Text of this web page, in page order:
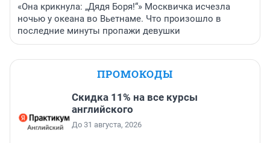
«Она крикнула: „Дядя Боря!“» Москвичка исчезла
ночью у океана во Вьетнаме. Что произошло в
последние минуты пропажи девушки
ПРОМОКОДЫ
Скидка 11% на все курсы
английского
До 31 августа, 2026